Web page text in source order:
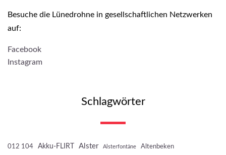
Besuche die Lünedrohne in gesellschaftlichen Netzwerken
auf:
Facebook
Instagram
Schlagwörter
012 104 Akku-FLIRT Alster Alsterfontäne Altenbeken